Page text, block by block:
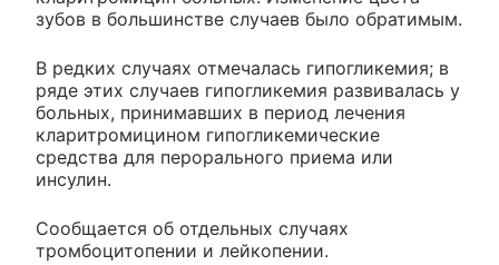
зубов в большинстве случаев было обратимым.
В редких случаях отмечалась гипогликемия; в
ряде этих случаев гипогликемия развивалась у
больных, принимавших в период лечения
кларитромицином гипогликемические
средства для перорального приема или
инсулин.
Сообщается об отдельных случаях
тромбоцитопении и лейкопении.